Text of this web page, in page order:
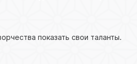
показать свои таланты.